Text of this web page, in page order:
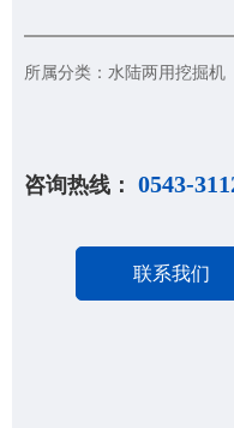
咨询热线： 0543-
所属分类：水陆两用挖掘机
联系我们